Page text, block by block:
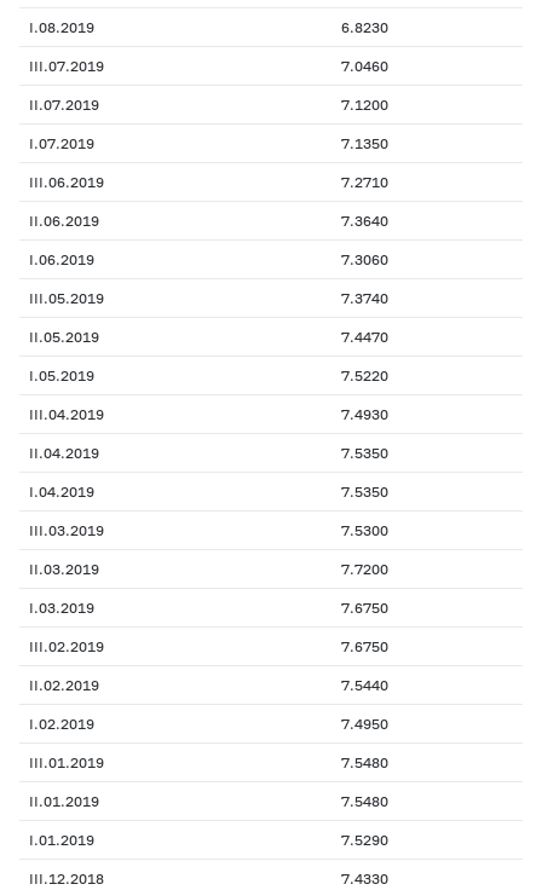
I.08.2019 6.8230
III.07.2019 7.0460
II.07.2019 7.1200
I.07.2019 7.1350
III.06.2019 7.2710
II.06.2019 7.3640
I.06.2019 7.3060
III.05.2019 7.3740
II.05.2019 7.4470
I.05.2019 7.5220
III.04.2019 7.4930
II.04.2019 7.5350
I.04.2019 7.5350
III.03.2019 7.5300
II.03.2019 7.7200
I.03.2019 7.6750
III.02.2019 7.6750
II.02.2019 7.5440
I.02.2019 7.4950
III.01.2019 7.5480
II.01.2019 7.5480
I.01.2019 7.5290
III.12.2018 7.4330